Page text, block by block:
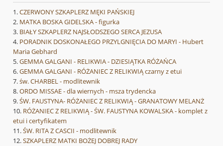
CZERWONY SZKAPLERZ MĘKI PAŃSKIEJ
MATKA BOSKA GIDELSKA - figurka
BIAŁY SZKAPLERZ NAJSŁODSZEGO SERCA JEZUSA
PORADNIK DOSKONAŁEGO PRZYLGNIĘCIA DO MARYI - Hubert
Maria Gebhard
GEMMA GALGANI - RELIKWIA - DZIESIĄTKA RÓŻAŃCA
GEMMA GALGANI - RÓŻANIEC Z RELIKWIĄ czarny z etui
św. CHARBEL - modlitewnik
ORDO MISSAE - dla wiernych - msza trydencka
ŚW. FAUSTYNA- RÓŻANIEC Z RELIKWIĄ - GRANATOWY MELANŻ
RÓŻANIEC Z RELIKWIĄ - ŚW. FAUSTYNA KOWALSKA - komplet z
etui i certyfikatem
ŚW. RITA Z CASCII - modlitewnik
SZKAPLERZ MATKI BOŻEJ DOBREJ RADY